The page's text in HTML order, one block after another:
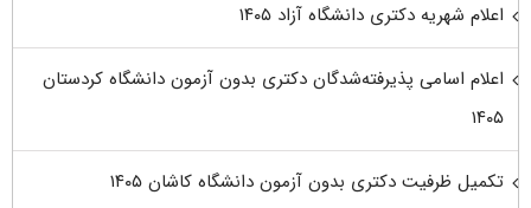
اعلام شهریه دکتری دانشگاه آزاد ۱۴۰۵
اعلام اسامی پذیرفته‌شدگان دکتری بدون آزمون دانشگاه کردستان
۱۴۰۵
تکمیل ظرفیت دکتری بدون آزمون دانشگاه کاشان ۱۴۰۵